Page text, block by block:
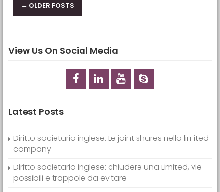
Posts navigation
← OLDER POSTS
View Us On Social Media
Latest Posts
Diritto societario inglese: Le joint shares nella limited
company
Diritto societario inglese: chiudere una Limited, vie
possibili e trappole da evitare